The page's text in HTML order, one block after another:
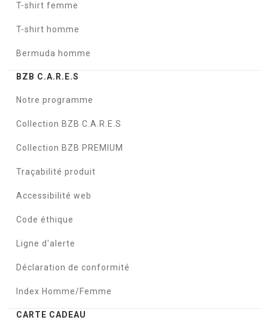
T-shirt femme
T-shirt homme
Bermuda homme
BZB C.A.R.E.S
Notre programme
Collection BZB C.A.R.E.S
Collection BZB PREMIUM
Traçabilité produit
Accessibilité web
Code éthique
Ligne d'alerte
Déclaration de conformité
Index Homme/Femme
CARTE CADEAU